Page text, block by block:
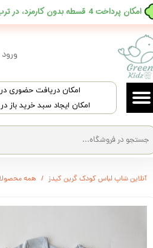
​امکان دریافت حضوری
امکان ایجاد سبد خرید
ورود
حساب کاربری من
تغییر گذر واژه
سفارشات
خروج از حساب کاربری
​امکان پرداخت 4 قسطه بدون کارمزد، در ترب پی فعال شد
آنلاین شاپ لباس کودک گرین کیدز همه